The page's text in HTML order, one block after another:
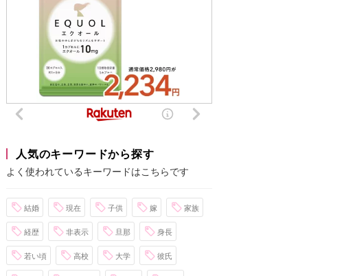
人気のキーワードから探す
よく使われているキーワードはこちらです
結婚 現在 子供 嫁 家族
経歴 非表示 旦那 身長
若い頃 高校 大学 彼氏